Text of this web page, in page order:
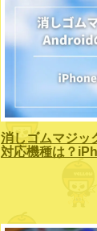
消しゴムマジッ
対応機種は？